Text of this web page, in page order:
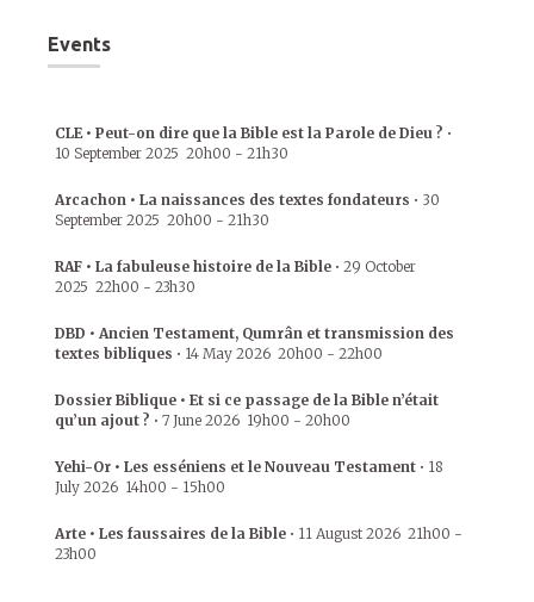
Events
CLE • Peut-on dire que la Bible est la Parole de Dieu ? •
10 September 2025 20h00 - 21h30
Arcachon • La naissances des textes fondateurs • 30
September 2025 20h00 - 21h30
RAF • La fabuleuse histoire de la Bible • 29 October
2025 22h00 - 23h30
DBD • Ancien Testament, Qumrân et transmission des
textes bibliques • 14 May 2026 20h00 - 22h00
Dossier Biblique • Et si ce passage de la Bible n’était
qu’un ajout ? • 7 June 2026 19h00 - 20h00
Yehi-Or • Les esséniens et le Nouveau Testament • 18
July 2026 14h00 - 15h00
Arte • Les faussaires de la Bible • 11 August 2026 21h00 -
23h00